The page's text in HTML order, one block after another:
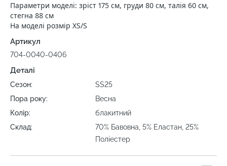
Параметри моделі: зріст 175 см, груди 80 см, талія 60 см,
стегна 88 см
На моделі розмір XS/S
Артикул
704-0040-0406
Деталі
Сезон:
SS25
Пора року:
Весна
Колір:
блакитний
Склад:
70% Бавовна, 5% Еластан, 25%
Поліестер